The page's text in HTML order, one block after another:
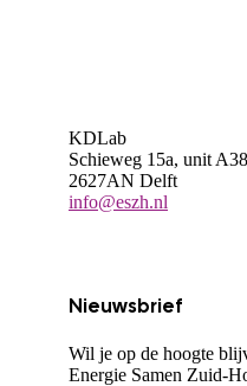
KDLab
Schieweg 15a, unit A38
2627AN Delft
info@eszh.nl
Nieuwsbrief
Wil je op de hoogte
Energie Samen Zuid-